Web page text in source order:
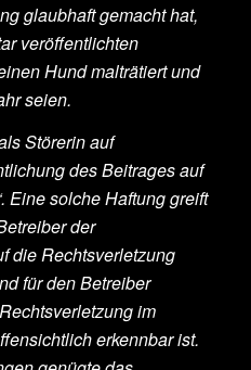
glaubhaft gemacht hat,
veröffentlichten
Hund malträtiert und
seien.
Störerin auf
des Beitrages auf
Eine solche Haftung greift
der
die Rechtsverletzung
für den Betreiber
im
erkennbar ist.